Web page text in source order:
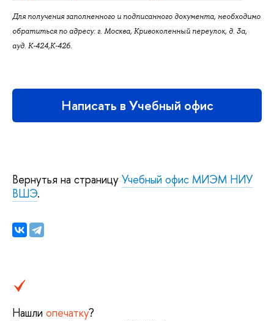
Для получения заполненного и подписанного документа, необходимо
обратиться по адресу: г. Москва, Кривоколенный переулок, д. 3а,
ауд. К-424,К-426.
Написать в Учебный офис
Вернутья на страницу Учебный офис МИЭМ НИУ
ВШЭ.
Нашли опечатку?